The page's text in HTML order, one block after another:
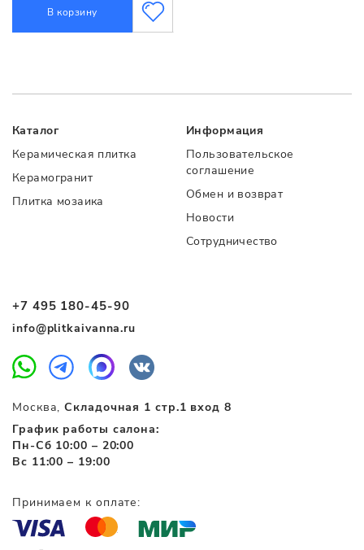
В корзину
+7 495 180-45-90
info@plitkaivanna.ru
Москва,Складочная 1 стр.1 вход 8
График работы салона:
Пн-Сб 10:00 – 20:00
Вс 11:00 – 19:00
Каталог
Керамическая плитка
Керамогранит
Плитка мозаика
Информация
Пользовательское
соглашение
Обмен и возврат
Новости
Сотрудничество
Принимаем к оплате: